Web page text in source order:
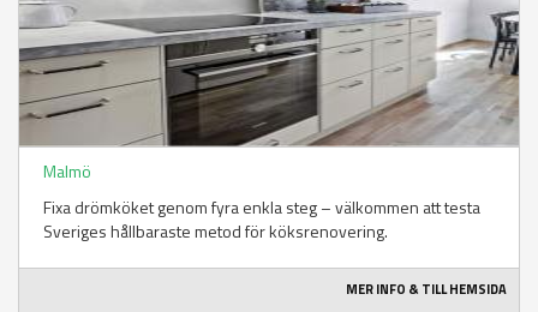
Malmö
Fixa drömköket genom fyra enkla steg – välkommen att testa
Sveriges hållbaraste metod för köksrenovering.
MER INFO & TILL HEMSIDA